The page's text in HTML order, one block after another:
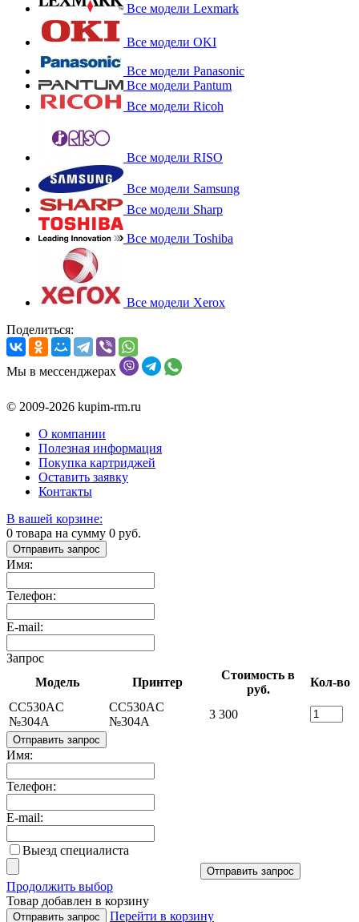
Все модели Lexmark
Все модели OKI
Все модели Panasonic
Все модели Pantum
Все модели Ricoh
Все модели RISO
Все модели Samsung
Все модели Sharp
Все модели Toshiba
Все модели Xerox
Поделиться:
Мы в мессенджерах
© 2009-2026 kupim-rm.ru
О компании
Полезная информация
Покупка картриджей
Оставить заявку
Контакты
В вашей корзине:
0 товара на сумму 0 руб.
Отправить запрос
Имя:
Телефон:
E-mail:
Запрос
Модель
Принтер
Стоимость в
руб.
Кол-во
CC530AC
№304A
CC530AC
№304A
3 300
Отправить запрос
Имя:
Телефон:
E-mail:
Выезд специалиста
Отправить запрос
Продолжить выбор
Товар добавлен в корзину
Отправить запрос Перейти в корзину